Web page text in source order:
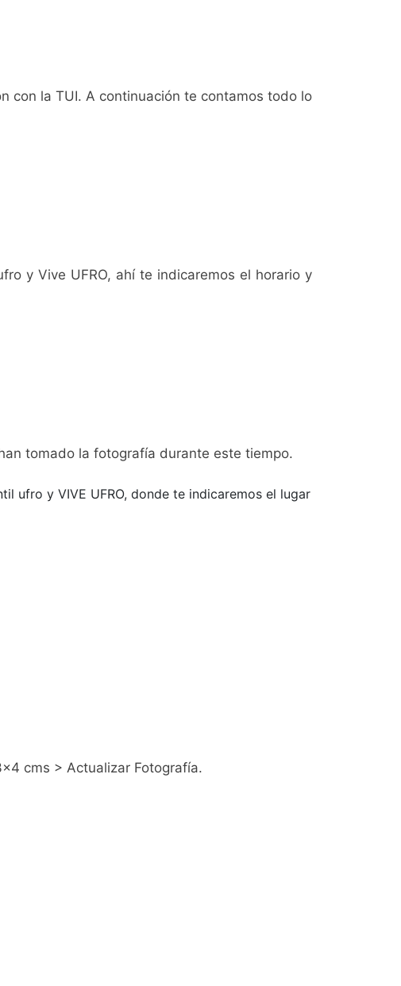
con la TUI. A continuación te contamos todo lo
y Vive UFRO, ahí te indicaremos el horario y
tomado la fotografía durante este tiempo.
ufro y VIVE UFRO, donde te indicaremos el lugar
cms > Actualizar Fotografía.